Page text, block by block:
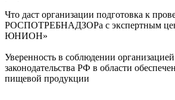
Что даст организации подготовка к
РОСПОТРЕБНАДЗОРа с экспертным
ЮНИОН»
Уверенность в соблюдении
законодательства РФ в области
пищевой продукции